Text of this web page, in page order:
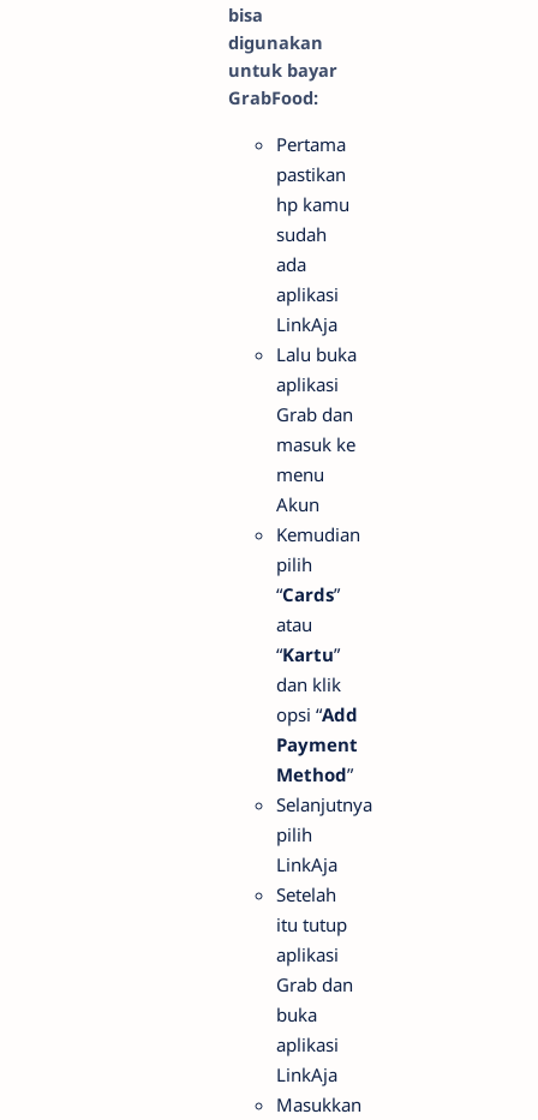
bisa
digunakan
untuk bayar
GrabFood:
Pertama
pastikan
hp kamu
sudah
ada
aplikasi
LinkAja
Lalu buka
aplikasi
Grab dan
masuk ke
menu
Akun
Kemudian
pilih
“Cards”
atau
“Kartu”
dan klik
opsi “Add
Payment
Method”
Selanjutnya
pilih
LinkAja
Setelah
itu tutup
aplikasi
Grab dan
buka
aplikasi
LinkAja
Masukkan